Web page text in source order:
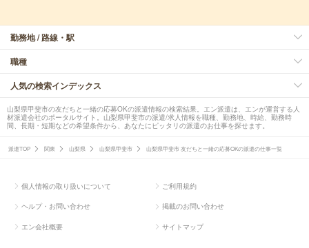
勤務地 / 路線・駅
職種
人気の検索インデックス
山梨県甲斐市の友だちと一緒の応募OKの派遣情報の検索結果。エン派遣は、エンが運営する人
材派遣会社のポータルサイト。山梨県甲斐市の派遣/求人情報を職種、勤務地、時給、勤務時
間、長期・短期などの希望条件から、あなたにピッタリの派遣のお仕事を探せます。
派遣TOP 関東 山梨県 山梨県甲斐市 山梨県甲斐市 友だちと一緒の応募OKの派遣の仕事一覧
個人情報の取り扱いについて ご利用規約
ヘルプ・お問い合わせ 掲載のお問い合わせ
エン会社概要 サイトマップ